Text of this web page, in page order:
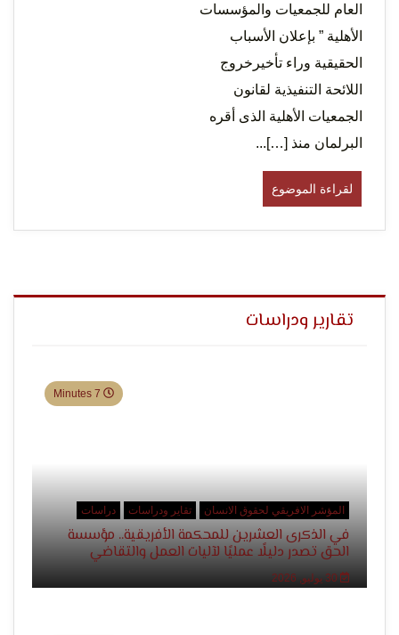
وحقوق
العام للجمعيات والمؤسسات
الأهلية ” بإعلان الأسباب
الحقيقية وراء تأخيرخروج
اللائحة التنفيذية لقانون
الجمعيات الأهلية الذى أقره
البرلمان منذ […]...
لقراءة الموضوع
تقارير ودراسات
المؤشر الافريقي لحقوق الانسان تقاير ودراسات دراسات
في الذكرى العشرين للمحكمة الأفريقية.. مؤسسة
الحق تصدر دليلًا عمليًا لآليات العمل والتقاضي